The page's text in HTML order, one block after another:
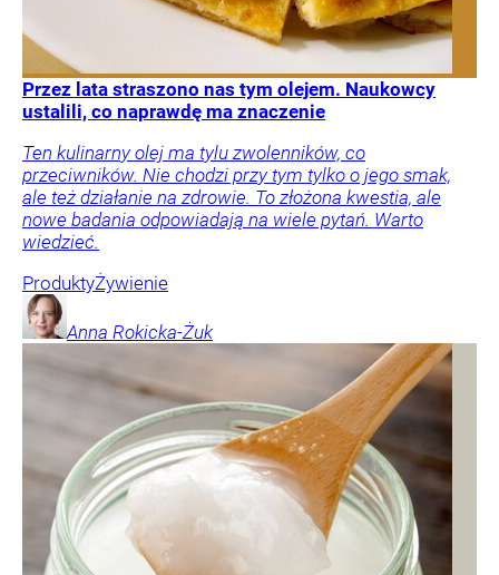
Przez lata straszono nas tym olejem. Naukowcy
ustalili, co naprawdę ma znaczenie
Ten kulinarny olej ma tylu zwolenników, co
przeciwników. Nie chodzi przy tym tylko o jego smak,
ale też działanie na zdrowie. To złożona kwestia, ale
nowe badania odpowiadają na wiele pytań. Warto
wiedzieć.
ProduktyŻywienie
Anna Rokicka-Żuk